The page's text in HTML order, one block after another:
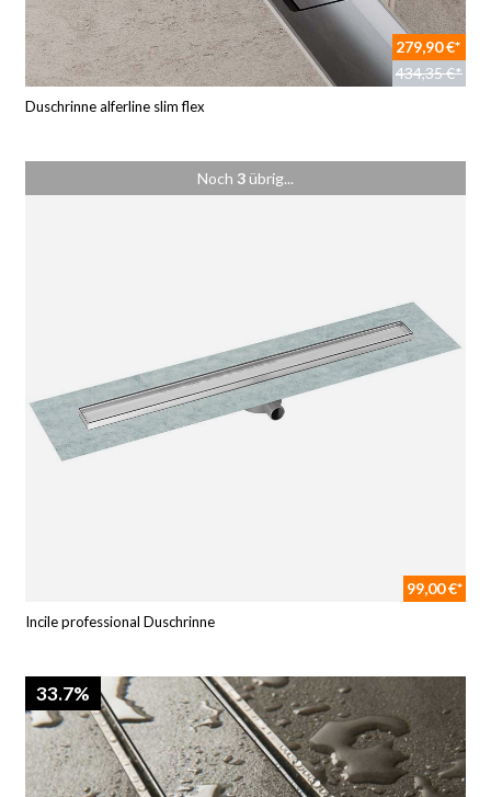
279,90 €*
434,35 €*
Duschrinne alferline slim flex
Noch 3 übrig...
99,00 €*
Incile professional Duschrinne
33.7%